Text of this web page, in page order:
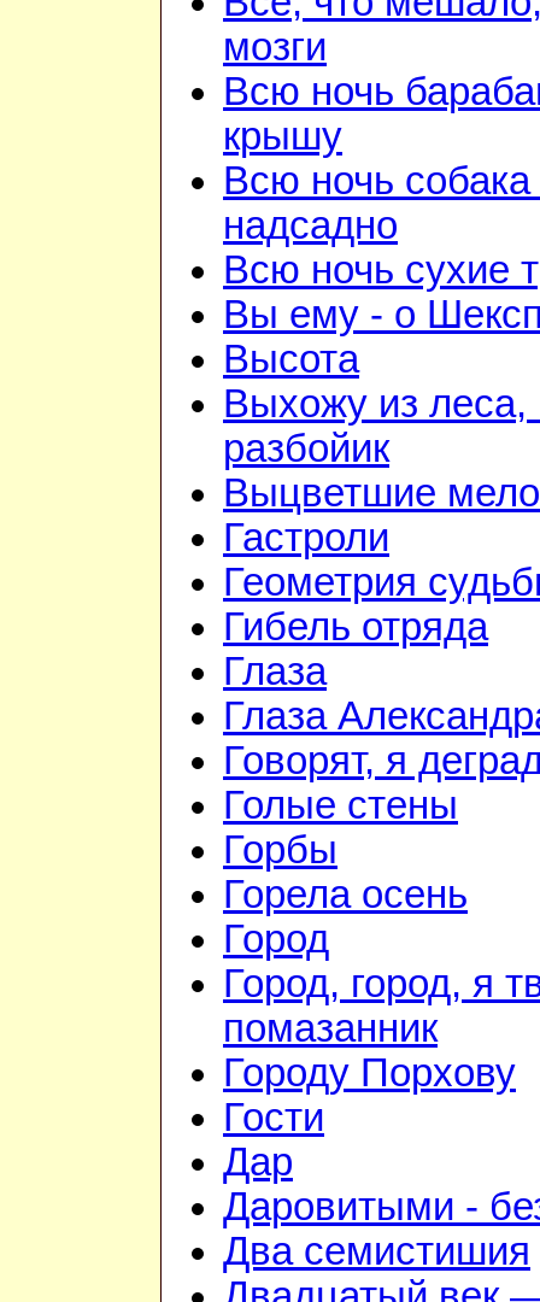
мозги
Всю ночь
крышу
Всю ночь
надсадно
Всю ночь сухие
Вы ему - о
Высота
Выхожу из леса,
разбойик
Выцветшие
Гастроли
Геометрия
Гибель отряда
Глаза
Глаза
Говорят, я
Голые стены
Горбы
Горела осень
Город
Город, город, я
помазанник
Городу Порхову
Гости
Дар
Даровитыми -
Два семистишия